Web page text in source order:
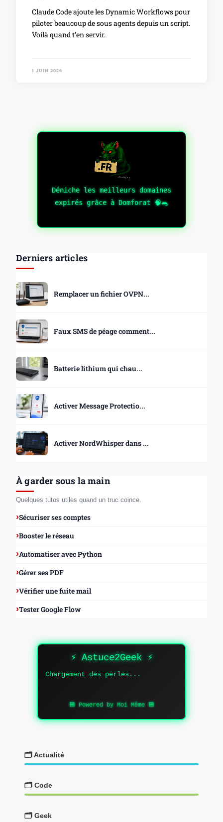
Claude Code ajoute les Dynamic Workflows pour
piloter beaucoup de sous agents depuis un script.
Voilà quand t’en servir.
1 JUIN 2026
Déniche les meilleurs domaines
expirés grâce à Domforat 🧠🐀
Derniers articles
Remplacer un fichier OVPN...
Faux SMS de péage comment...
Batterie lithium qui chau...
Activer Message Protectio...
Activer NordWhisper dans ...
À garder sous la main
Quelques tutos utiles quand un truc coince.
Sécuriser ses comptes
Booster le réseau
Automatiser avec Python
Gérer ses PDF
Vérifier une fuite mail
Tester Google Flow
⚡ Astuce2Geek ⚡
Chargement des perles...
💾 Powered by Moi Même 💾
🗂️ Actualité
🗂️ Code
🗂️ Geek